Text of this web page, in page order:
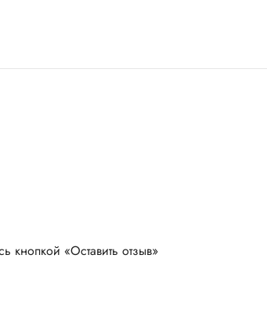
кнопкой «Оставить отзыв»